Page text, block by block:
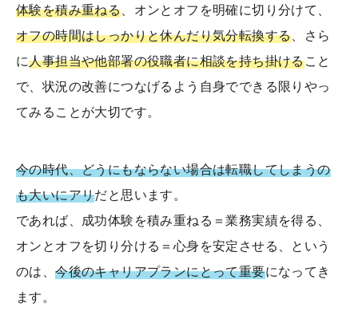
体験を積み重ねる 、オンとオフを明確に切り分けて、
オフの時間はしっかりと休んだり気分転換する 、さら
に人事担当や他部署の役職者に相談を持ち掛けること
で、状況の改善につなげるよう自身でできる限りやっ
てみることが大切です。
今の時代、どうにもならない場合は転職してしまうの
も大いにアリだと思います。
であれば、成功体験を積み重ねる＝業務実績を得る、
オンとオフを切り分ける＝心身を安定させる、という
のは、今後のキャリアプランにとって重要になってき
ます。